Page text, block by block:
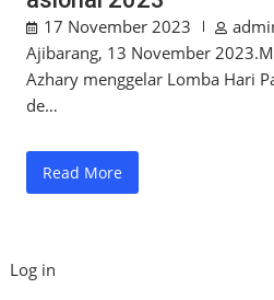
17 November 2023
Ajibarang, 13 November
Azhary menggelar Lomba Hari
de…
Read More
Log in